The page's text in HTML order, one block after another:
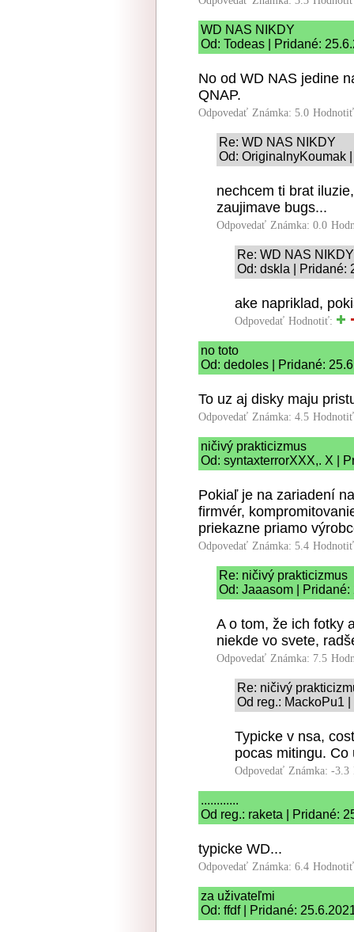
WD NAS NIKDY
Od: Todeas | Pridané:
No od WD NAS jedine
QNAP.
Odpovedať Známka: 5.0
Re: WD NAS NIKDY
Od: OriginalnyKoumak
nechcem ti brat
zaujimave bugs...
Odpovedať Známka: 0.0
Re: WD NAS NIKDY
Od: dskla | Pridané:
ake napriklad,
Odpovedať Hodnotiť:
no toto
Od: dedoles | Pridané:
To uz aj disky maju
Odpovedať Známka: 4.5
ničivý prakticizmus
Od: syntaxterrorXXX,. X |
Pokiaľ je na zariadení
firmvér,
priekazne priamo
Odpovedať Známka: 5.4
Re: ničivý prakticizmus
Od: Jaaasom |
A o tom, že ich fotky
niekde vo svete,
Odpovedať Známka: 7.5
Re: ničivý
Od reg.: MackoPu1
Typicke v nsa,
pocas mitingu. Co
Odpovedať Známka: -3.3
............
Od reg.: raketa | Pridané:
typicke WD...
Odpovedať Známka: 6.4
za uživateľmi
Od: ffdf | Pridané: